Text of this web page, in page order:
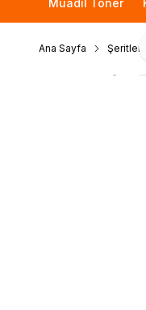
Muadil Toner
Ana Sayfa Şeritler